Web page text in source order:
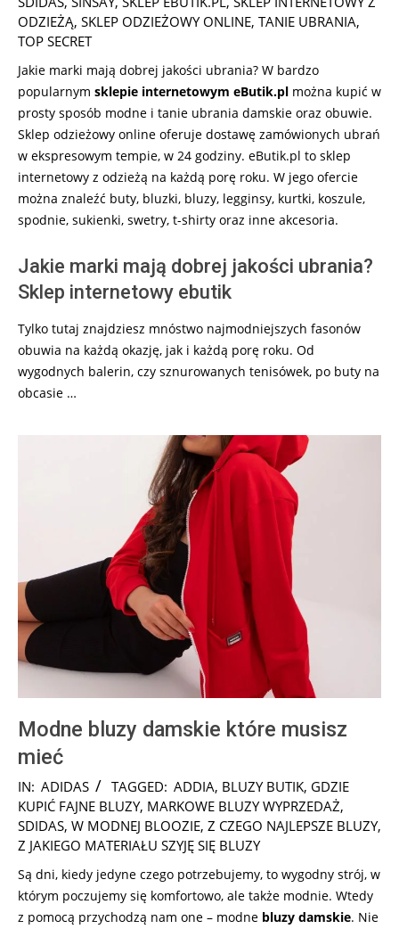
ODZIEŻĄ, SKLEP ODZIEŻOWY ONLINE, TANIE UBRANIA,
TOP SECRET
Jakie marki mają dobrej jakości ubrania? W bardzo
popularnym sklepie internetowym eButik.pl można kupić w
prosty sposób modne i tanie ubrania damskie oraz obuwie.
Sklep odzieżowy online oferuje dostawę zamówionych ubrań
w ekspresowym tempie, w 24 godziny. eButik.pl to sklep
internetowy z odzieżą na każdą porę roku. W jego ofercie
można znaleźć buty, bluzki, bluzy, legginsy, kurtki, koszule,
spodnie, sukienki, swetry, t-shirty oraz inne akcesoria.
Jakie marki mają dobrej jakości ubrania?
Sklep internetowy ebutik
Tylko tutaj znajdziesz mnóstwo najmodniejszych fasonów
obuwia na każdą okazję, jak i każdą porę roku. Od
wygodnych balerin, czy sznurowanych tenisówek, po buty na
obcasie …
Modne bluzy damskie które musisz
mieć
2025-
09-
23
IN: ADIDAS TAGGED: ADDIA, BLUZY BUTIK, GDZIE
KUPIĆ FAJNE BLUZY, MARKOWE BLUZY WYPRZEDAŻ,
SDIDAS, W MODNEJ BLOOZIE, Z CZEGO NAJLEPSZE BLUZY,
Z JAKIEGO MATERIAŁU SZYJĘ SIĘ BLUZY
Są dni, kiedy jedyne czego potrzebujemy, to wygodny strój, w
którym poczujemy się komfortowo, ale także modnie. Wtedy
z pomocą przychodzą nam one – modne bluzy damskie. Nie